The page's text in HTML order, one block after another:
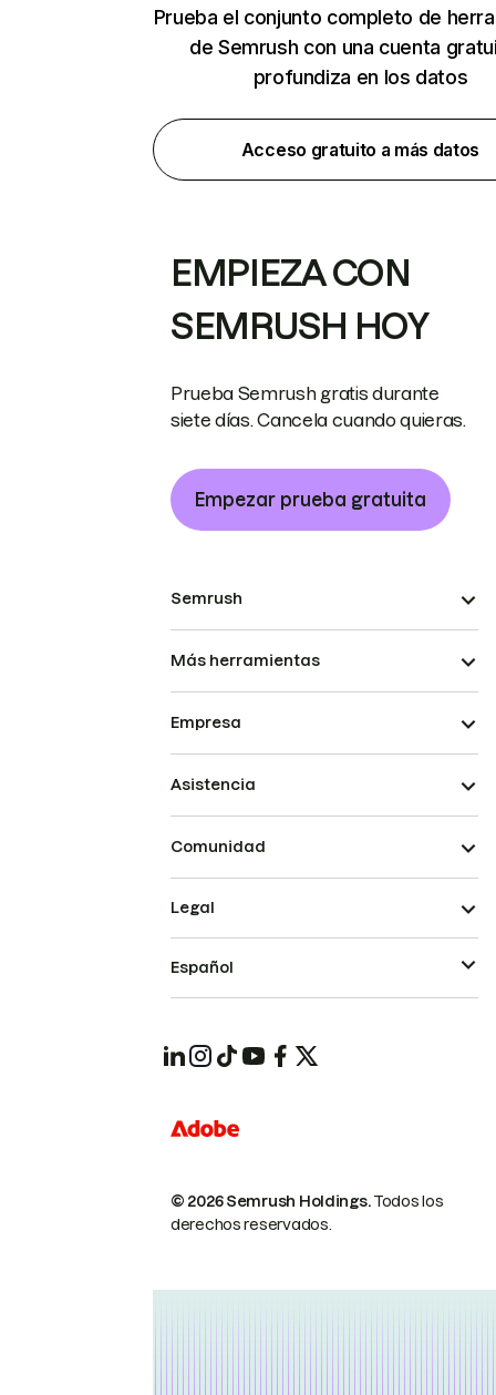
Prueba el conjunto completo de
de Semrush con una cuenta
profundiza en los datos
Acceso gratuito a más datos
EMPIEZA CON
SEMRUSH HOY
Prueba Semrush gratis durante
siete días. Cancela cuando quieras.
Empezar prueba gratuita
Semrush
Más herramientas
Empresa
Asistencia
Comunidad
© 2026 Semrush Holdings.Todos los
derechos reservados.
Legal
Español